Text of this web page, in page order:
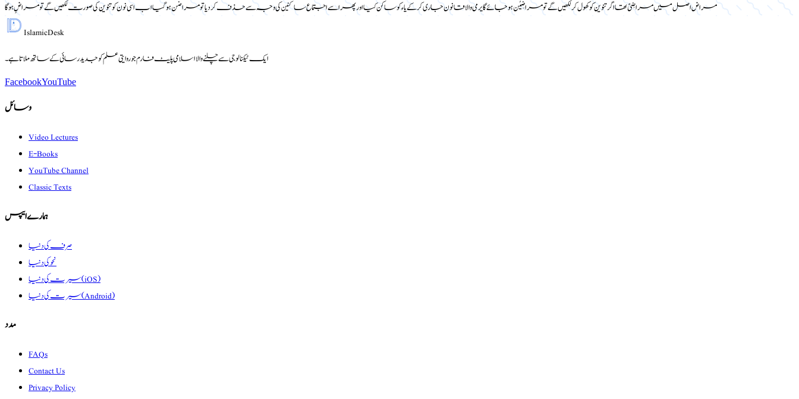
مراض اصل میں مراضِیٌ تھا اگر تنوین کو کھول کر لکھیں گے تو مراضِیُن ہو جائے گا یرمی والا قانون جاری کر کے یاء کو ساکن کیا اور پھر اسے اجتماع ساکنین کی وجہ سے حذف کر دیا تو مراضن ہو گیا اب اسی نون کو تنوین کی صورت لکھیں گے تو مراضٍ ہوگا
IslamicDesk
ایک ٹیکنالوجی سے چلنے والا اسلامی پلیٹ فارم جو روایتی علم کو جدید رسائی کے ساتھ ملاتا ہے۔
FacebookYouTube
وسائل
Video Lectures
E-Books
YouTube Channel
Classic Texts
ہمارے ایپس
صرف کی دنیا
نحو کی دنیا
سیرت کی دنیا (iOS)
سیرت کی دنیا (Android)
مدد
FAQs
Contact Us
Privacy Policy